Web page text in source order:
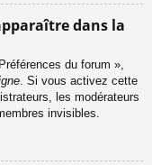
dans la
du forum »,
. Si vous activez cette
les modérateurs
invisibles.